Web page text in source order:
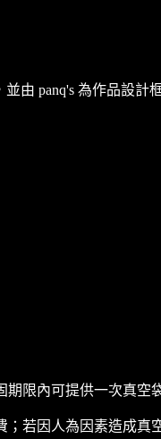
由 panq's 為作品設
限內可提供一次真空
若因人為因素造成真